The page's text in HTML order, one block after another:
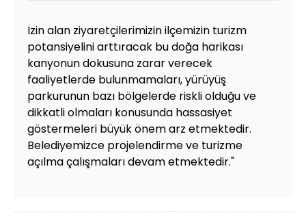
İzin alan ziyaretçilerimizin ilçemizin turizm
potansiyelini arttıracak bu doğa harikası
kanyonun dokusuna zarar verecek
faaliyetlerde bulunmamaları, yürüyüş
parkurunun bazı bölgelerde riskli olduğu ve
dikkatli olmaları konusunda hassasiyet
göstermeleri büyük önem arz etmektedir.
Belediyemizce projelendirme ve turizme
açılma çalışmaları devam etmektedir."